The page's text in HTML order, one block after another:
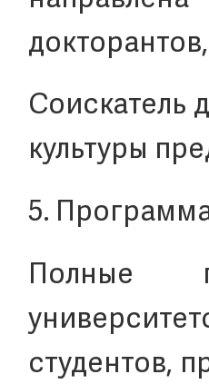
Соискатель
культуры
5.
Полные
студентов,